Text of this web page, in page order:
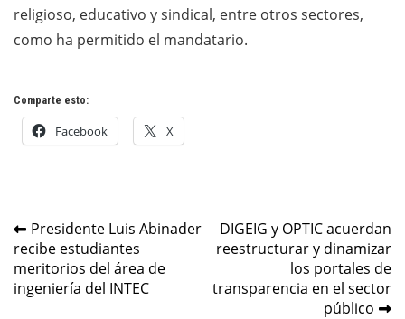
religioso, educativo y sindical, entre otros sectores,
como ha permitido el mandatario.
Comparte esto:
Facebook X
Navegación
de
entradas
Presidente Luis Abinader
recibe estudiantes
meritorios del área de
ingeniería del INTEC
DIGEIG y OPTIC acuerdan
reestructurar y dinamizar
los portales de
transparencia en el sector
público